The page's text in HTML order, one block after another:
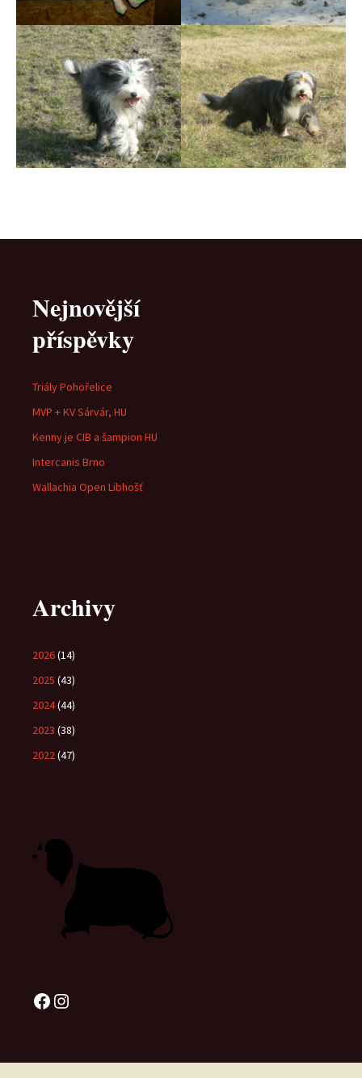
Nejnovější
příspěvky
Triály Pohořelice
MVP + KV Sárvár, HU
Kenny je CIB a šampion HU
Intercanis Brno
Wallachia Open Libhošť
Archivy
2026(14)
2025 (43)
2024(44)
2023 (38)
2022(47)
Facebook
Instagram